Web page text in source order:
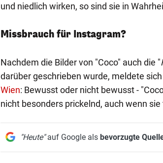
und niedlich wirken, so sind sie in
Missbrauch für Instagram?
Nachdem die Bilder von "Coco" auch die "
darüber geschrieben wurde, meldete
Wien: Bewusst oder nicht bewusst -
nicht besonders prickelnd, auch wenn sie
"Heute"auf Google als bevorzugte